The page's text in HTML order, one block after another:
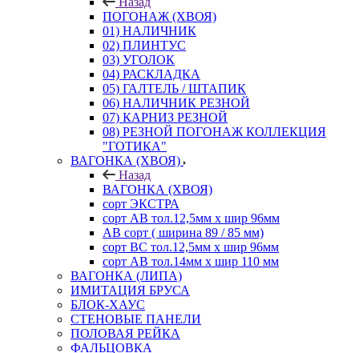
ПОГОНАЖ (ХВОЯ)
01) НАЛИЧНИК
02) ПЛИНТУС
03) УГОЛОК
04) РАСКЛАДКА
05) ГАЛТЕЛЬ / ШТАПИК
06) НАЛИЧНИК РЕЗНОЙ
07) КАРНИЗ РЕЗНОЙ
08) РЕЗНОЙ ПОГОНАЖ КОЛЛЕКЦИЯ
"ГОТИКА"
ВАГОНКА (ХВОЯ)
Назад
ВАГОНКА (ХВОЯ)
сорт ЭКСТРА
сорт АВ тол.12,5мм х шир 96мм
АВ сорт ( ширина 89 / 85 мм)
сорт ВС тол.12,5мм х шир 96мм
сорт АВ тол.14мм х шир 110 мм
ВАГОНКА (ЛИПА)
ИМИТАЦИЯ БРУСА
БЛОК-ХАУС
СТЕНОВЫЕ ПАНЕЛИ
ПОЛОВАЯ РЕЙКА
ФАЛЬЦОВКА